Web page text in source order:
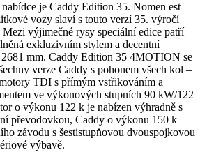
je Caddy Edition 35. Nomen est
vozy slaví s touto verzí 35. výročí
výjimečné rysy speciální edice patří
exkluzivním stylem a decentní
mm. Caddy Edition 35 4MOTION se
verze Caddy s pohonem všech kol –
TDI s přímým vstřikováním a
ve výkonových stupních 90 kW/122
o výkonu 122 k je nabízen výhradně s
převodovkou, Caddy o výkonu 150 k
závodu s šestistupňovou dvouspojkovou
výbavě.